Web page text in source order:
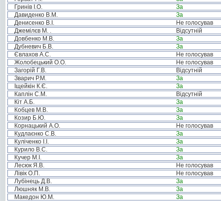
Гринів І.О.
За
Давиденко В.М.
За
Денисенко В.І.
Не голосував
Джемілєв М. .
Відсутній
Довбенко М.В.
За
Дубневич Б.В.
За
Євлахов А.С.
Не голосував
Жолобецький О.О.
Не голосував
Загорій Г.В.
Відсутній
Зварич Р.М.
За
Іщейкін К.Є.
За
Каплін С.М.
Відсутній
Кіт А.Б.
За
Кобцев М.В.
За
Козир Б.Ю.
За
Корнацький А.О.
Не голосував
Кудлаєнко С.В.
За
Куліченко І.І.
За
Курило В.С.
За
Кучер М.І.
За
Лесюк Я.В.
Не голосував
Лівік О.П.
Не голосував
Лубінець Д.В.
За
Люшняк М.В.
За
Македон Ю.М.
За